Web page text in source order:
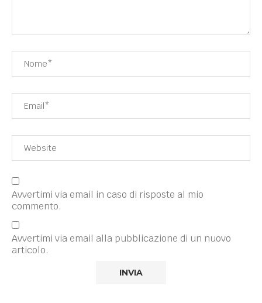
Avvertimi via email in caso di risposte al mio
commento.
Avvertimi via email alla pubblicazione di un nuovo
articolo.